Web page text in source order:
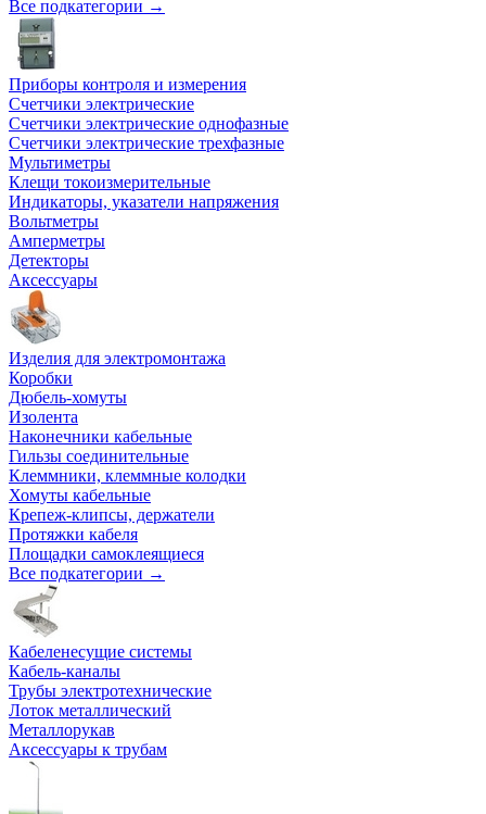
Все подкатегории →
Приборы контроля и измерения
Счетчики электрические
Счетчики электрические однофазные
Счетчики электрические трехфазные
Мультиметры
Клещи токоизмерительные
Индикаторы, указатели напряжения
Вольтметры
Амперметры
Детекторы
Аксессуары
Изделия для электромонтажа
Коробки
Дюбель-хомуты
Изолента
Наконечники кабельные
Гильзы соединительные
Клеммники, клеммные колодки
Хомуты кабельные
Крепеж-клипсы, держатели
Протяжки кабеля
Площадки самоклеящиеся
Все подкатегории →
Кабеленесущие системы
Кабель-каналы
Трубы электротехнические
Лоток металлический
Металлорукав
Аксессуары к трубам